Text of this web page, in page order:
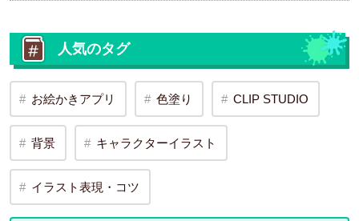
人気のタグ
お絵かきアプリ 色塗り CLIP STUDIO
背景 キャラクターイラスト
イラスト表現・コツ